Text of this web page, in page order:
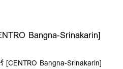
Bangna-Srinakarin]
Bangna-Srinakarin]